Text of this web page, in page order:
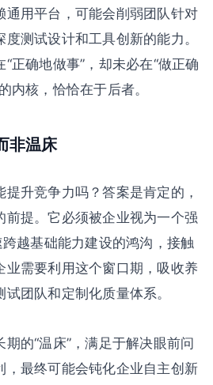
通用平台，可能会削弱团队针对
测试设计和工具创新的能力。
正确地做事”，却未必在“做正确
内核，恰恰在于后者。
非温床
升竞争力吗？答案是肯定的，
前提。它必须被企业视为一个强
跨越基础能力建设的鸿沟，接触
业需要利用这个窗口期，吸收养
团队和定制化质量体系。
的“温床”，满足于解决眼前问
，最终可能会钝化企业自主创新